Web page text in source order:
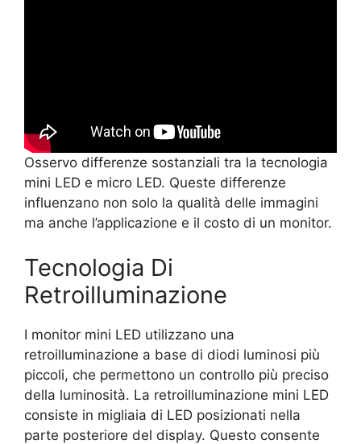
Osservo differenze sostanziali tra la tecnologia
mini LED e micro LED. Queste differenze
influenzano non solo la qualità delle immagini
ma anche l’applicazione e il costo di un monitor.
Tecnologia Di
Retroilluminazione
I monitor mini LED utilizzano una
retroilluminazione a base di diodi luminosi più
piccoli, che permettono un controllo più preciso
della luminosità. La retroilluminazione mini LED
consiste in migliaia di LED posizionati nella
parte posteriore del display. Questo consente